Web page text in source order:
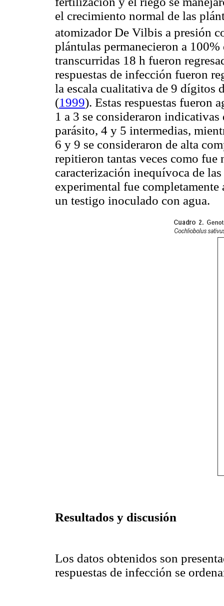
el crecimiento normal de las
atomizador De Vilbis a presión
plántulas permanecieron a
transcurridas 18 h fueron
respuestas de infección fueron
la escala cualitativa de 9 dígitos
(1999). Estas respuestas fueron
1 a 3 se consideraron
parásito, 4 y 5 intermedias,
6 y 9 se consideraron de alta
repitieron tantas veces como fue
caracterización inequívoca de
experimental fue
un testigo inoculado con agua.
Resultados y discusión
Los datos obtenidos son
respuestas de infección se